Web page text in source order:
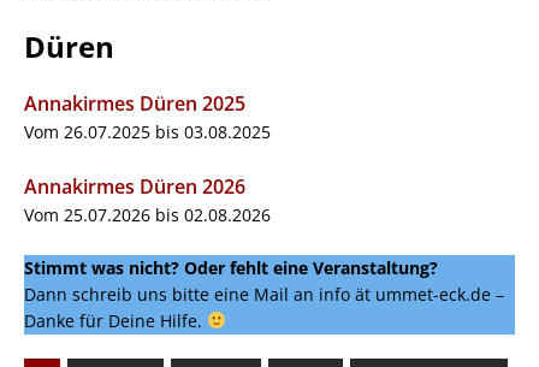
Düren
Annakirmes Düren 2025
Vom 26.07.2025 bis 03.08.2025
Annakirmes Düren 2026
Vom 25.07.2026 bis 02.08.2026
Stimmt was nicht? Oder fehlt eine Veranstaltung?
Dann schreib uns bitte eine Mail an info ät ummet-eck.de –
Danke für Deine Hilfe.